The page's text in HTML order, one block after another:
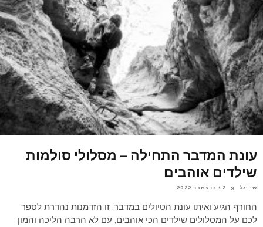
עונת המדבר התחילה – מסלולי סולמות
שילדים אוהבים
שי יגל 12 בדצמבר 2022
החורף הגיע ואיתו עונת הטיולים במדבר. זו הזדמנות נהדרת לספר
לכם על המסלולים שילדים הכי אוהבים, עם לא הרבה הליכה והמון